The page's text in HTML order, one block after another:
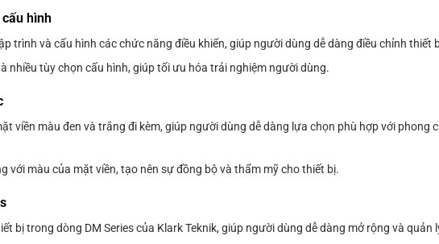
hình
trình và cấu hình các chức năng điều khiển, giúp người dùng dễ dàng điều chỉnh thiết
nhiều tùy chọn cấu hình, giúp tối ưu hóa trải nghiệm người dùng.
viền màu đen và trắng đi kèm, giúp người dùng dễ dàng lựa chọn phù hợp với phong
với màu của mặt viền, tạo nên sự đồng bộ và thẩm mỹ cho thiết bị.
bị trong dòng DM Series của Klark Teknik, giúp người dùng dễ dàng mở rộng và quản